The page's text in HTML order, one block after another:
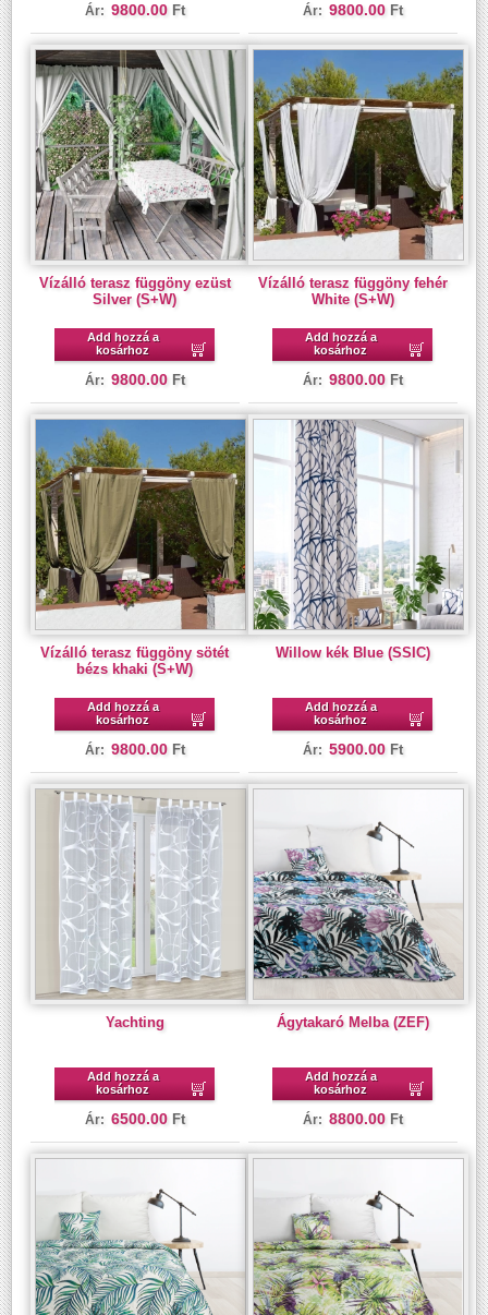
Ár: 9800.00 Ft Ár: 9800.00 Ft
Vízálló terasz függöny ezüst
Silver (S+W)
Add hozzá a
kosárhoz
Ár: 9800.00 Ft
Vízálló terasz függöny fehér
White (S+W)
Add hozzá a
kosárhoz
Ár: 9800.00 Ft
Vízálló terasz függöny sötét
bézs khaki (S+W)
Add hozzá a
kosárhoz
Ár: 9800.00 Ft
Willow kék Blue (SSIC)
Add hozzá a
kosárhoz
Ár: 5900.00 Ft
Yachting
Add hozzá a
kosárhoz
Ár: 6500.00 Ft
Ágytakaró Melba (ZEF)
Add hozzá a
kosárhoz
Ár: 8800.00 Ft